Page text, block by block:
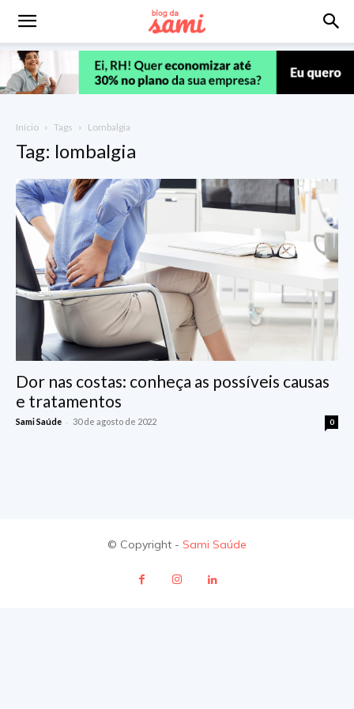
Início Tags Lombalgia
Tag: lombalgia
Dor nas costas: conheça as possíveis causas
e tratamentos
Sami Saúde - 30 de agosto de 2022 0
© Copyright - Sami Saúde